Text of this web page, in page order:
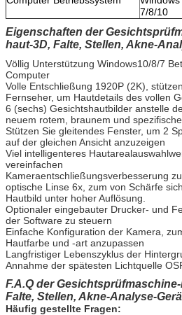
7/8/10
Eigenschaften der
haut-3D, Falte, Stellen, Akne-
Völlig Unterstützung Windows10/8/7
Computer
Volle Entschließung 1920P (2K),
Fernseher, um Hautdetails des vollen
6 (sechs) Gesichtshautbilder anstelle
neuem rotem, braunem und
Stützen Sie gleitendes Fenster, um 2
auf der gleichen Ansicht anzuzeigen
Viel intelligenteres
vereinfachen
Kameraentschließungsverbesserung
optische Linse 6x, zum von Schärfe
Hautbild unter hoher Auflösung.
Optionaler eingebauter Drucker- und
der Software zu steuern
Einfache Konfiguration der Kamera,
Hautfarbe und -art anzupassen
Langfristiger Lebenszyklus der
Annahme der spätesten Lichtquelle
F.A.Q der
Falte, Stellen, Akne-Analyse-
Häufig gestellte Fragen: